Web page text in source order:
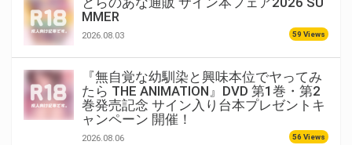
MMER
2026.08.03 59 Views
『無自覚な幼馴染と興味本位でヤってみ
たら THE ANIMATION』DVD 第1巻・第2
巻発売記念 サイン入り台本プレゼントキ
ャンペーン 開催！
2026.08.06 56 Views